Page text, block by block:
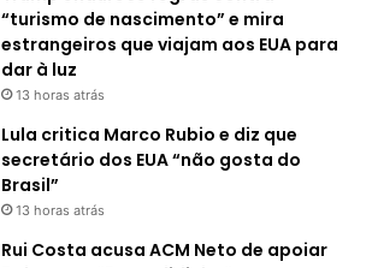
“turismo de nascimento” e mira
estrangeiros que viajam aos EUA para
dar à luz
13 horas atrás
Lula critica Marco Rubio e diz que
secretário dos EUA “não gosta do
Brasil”
13 horas atrás
Rui Costa acusa ACM Neto de apoiar